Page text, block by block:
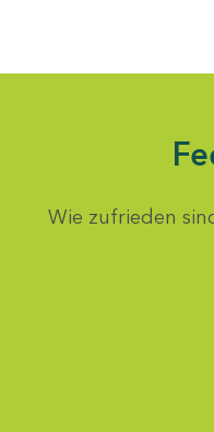
Wie zufrieden